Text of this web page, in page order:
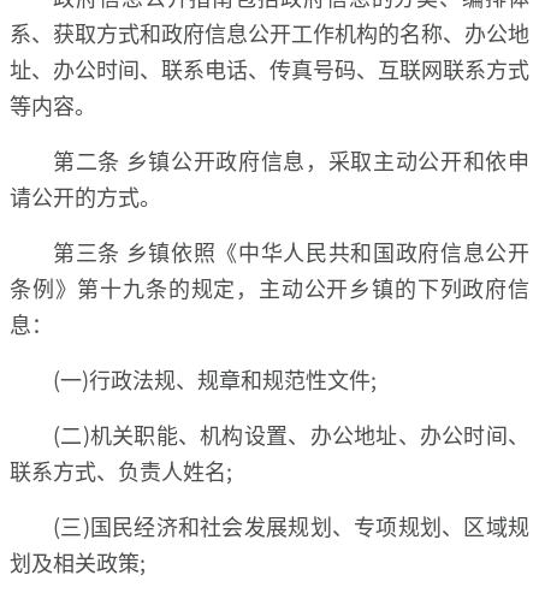
系、获取方式和政府信息公开工作机构的名称、办公地
址、办公时间、联系电话、传真号码、互联网联系方式
等内容。
第二条 乡镇公开政府信息，采取主动公开和依申
请公开的方式。
第三条 乡镇依照《中华人民共和国政府信息公开
条例》第十九条的规定，主动公开乡镇的下列政府信
息：
(一)行政法规、规章和规范性文件;
(二)机关职能、机构设置、办公地址、办公时间、
联系方式、负责人姓名;
(三)国民经济和社会发展规划、专项规划、区域规
划及相关政策;